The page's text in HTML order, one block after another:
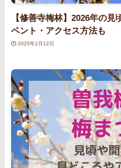
【修善寺梅林】2026年の
ベント・アクセス方法も
2025年2月12日